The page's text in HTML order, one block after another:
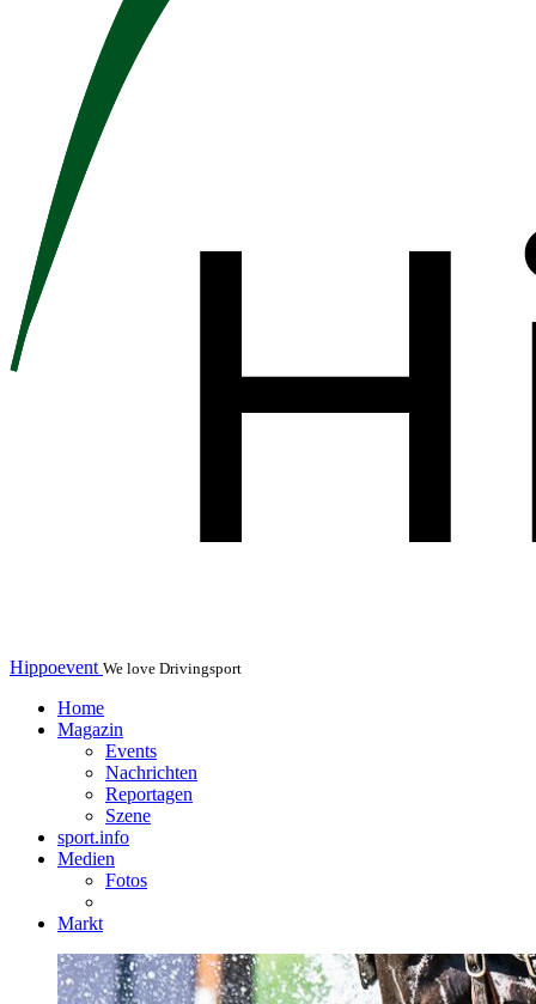
Hippoevent We love Drivingsport
Home
Magazin
Events
Nachrichten
Reportagen
Szene
sport.info
Medien
Fotos
Markt